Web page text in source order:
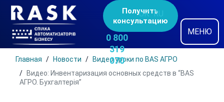
Получить
консультацию
0 800
319
070
UK RU
МЕНЮ
Главная Новости
Видео уроки по BAS АГРО
Видео: Инвентаризация основных средств в “BAS
АГРО. Бухгалтерія”